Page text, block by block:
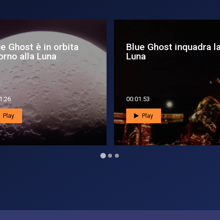
che vede
le foreste: un
di...
Play
Blue Ghost, correzioni
rotta in vista
00:02:09
Play